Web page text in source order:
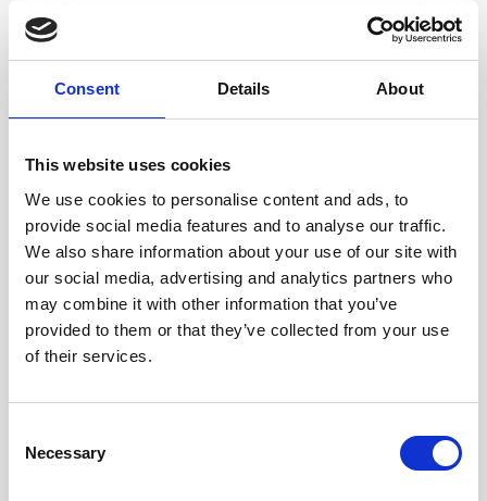
Consent Details About
This website uses cookies
We use cookies to personalise content and ads, to
provide social media features and to analyse our traffic.
We also share information about your use of our site with
our social media, advertising and analytics partners who
may combine it with other information that you’ve
provided to them or that they’ve collected from your use
of their services.
Necessary
la nostra activitat.
I és aquest un dels punts més complexos de
amb la privada i això implica un replantejament
global que no pot ser emprès només des de
l’empresa.
La transformació digital implica molt més que el
mer esforç de les empreses i s’ha de tractar com
un concepte global i transversal a altres
conceptes que han d’evolucionar forçosament per
assegurar l’èxit a l’era de les tecnologies
Mentre no es forcin aquestes palanques, les
empreses digitalitzaran en major o menor mesura i